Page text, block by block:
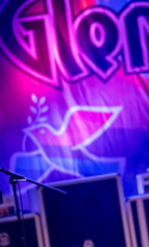
MADA
GROŽIS
SVEIKATA
APIE MANE